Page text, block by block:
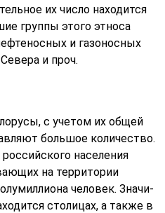
их число находится
группы этого этноса
и газоносных
и проч.
с учетом их общей
большое количество.
на­се­ле­ния
на территории
человек. Зна­чи­
столицах, а также в